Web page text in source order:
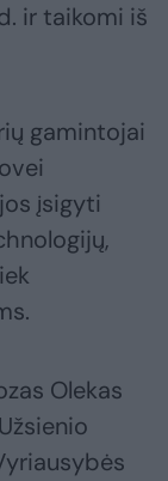
ir taikomi iš
gamintojai
įsigyti
Olekas